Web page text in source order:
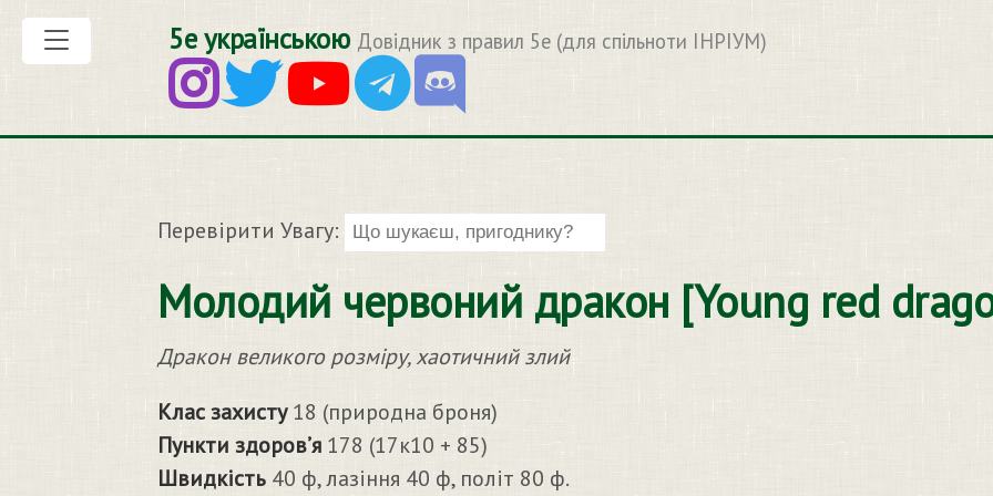
5е українською Довідник з правил 5e (для спільноти ІНРІУМ)
Перевірити Увагу:
Молодий червоний дракон [Young red
Дракон великого розміру, хаотичний злий
Клас захисту18 (природна броня)
Пункти здоров’я 178 (17к10 + 85)
Швидкість 40 ф, лазіння 40 ф, політ 80 ф.